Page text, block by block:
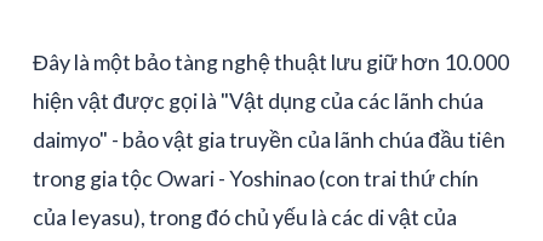
Đây là một bảo tàng nghệ thuật lưu giữ hơn 10.000
hiện vật được gọi là "Vật dụng của các lãnh chúa
daimyo" - bảo vật gia truyền của lãnh chúa đầu tiên
trong gia tộc Owari - Yoshinao (con trai thứ chín
của Ieyasu), trong đó chủ yếu là các di vật của